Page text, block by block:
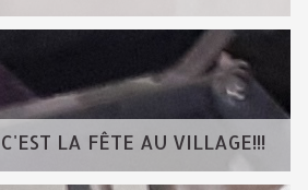
LA FÊTE AU VILLAGE!!!